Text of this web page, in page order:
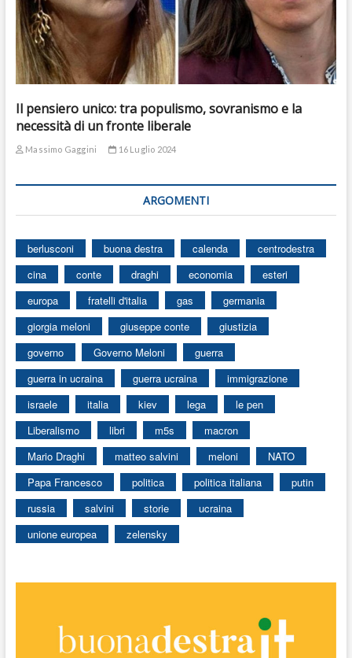
Il pensiero unico: tra populismo, sovranismo e la
necessità di un fronte liberale
Massimo Gaggini 16 Luglio 2024
ARGOMENTI
berlusconi buona destra calenda
centrodestra
cina
conte draghi economia
esteri
europa
fratelli d'italia gas
germania
giorgia meloni
giuseppe conte
giustizia
governo
Governo Meloni
guerra
guerra in ucraina
guerra ucraina
immigrazione
israele
italia kiev lega
le pen
Liberalismo
libri m5s
macron
Mario Draghi
matteo salvini meloni
NATO
Papa Francesco
politica politica italiana
putin
russia
salvini storie
ucraina
unione europea
zelensky